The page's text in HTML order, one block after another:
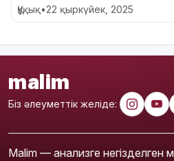
Құқық•22 қыркүйек, 2025
malim
Біз әлеуметтік желіде:
Malim — анализге негізделген